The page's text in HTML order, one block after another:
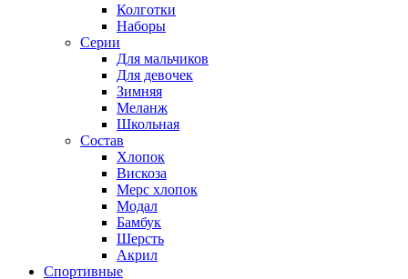
Колготки
Наборы
Серии
Для мальчиков
Для девочек
Зимняя
Меланж
Школьная
Состав
Хлопок
Вискоза
Мерс хлопок
Модал
Бамбук
Шерсть
Акрил
Спортивные